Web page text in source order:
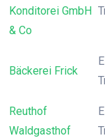
Konditorei GmbH
& Co
Bäckerei Frick
Reuthof
Waldgasthof